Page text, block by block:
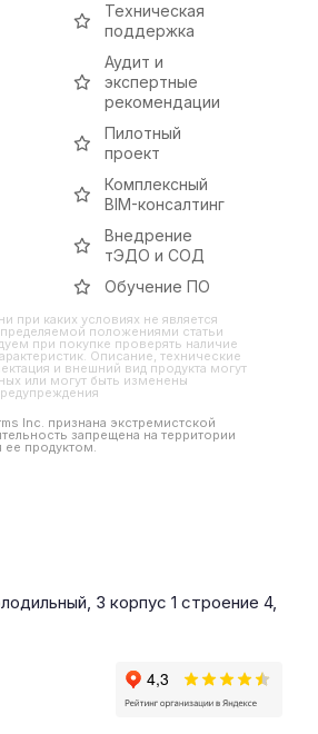
Техническая
поддержка
Аудит и
экспертные
рекомендации
Пилотный
проект
Комплексный
BIM-консалтинг
Внедрение
тЭДО и СОД
Обучение ПО
при каких условиях не является
положениями статьи
при покупке проверять наличие
Описание, технические
и внешний вид продукта могут
или могут быть изменены
Inc. признана экстремистской
запрещена на территории
ее продуктом.
3 корпус 1 строение 4,